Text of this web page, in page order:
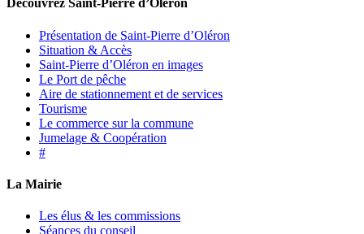
Découvrez Saint-Pierre d’Oléron
Présentation de Saint-Pierre d’Oléron
Situation & Accès
Saint-Pierre d’Oléron en images
Le Port de pêche
Aire de stationnement et de services
Tourisme
Le commerce sur la commune
Jumelage & Coopération
#
La Mairie
Les élus & les commissions
Séances du conseil